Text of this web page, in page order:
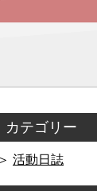
カテゴリー
活動日誌